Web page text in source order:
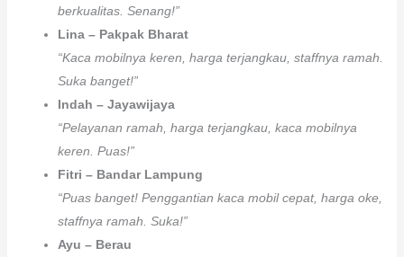
berkualitas. Senang!”
Lina – Pakpak Bharat
“Kaca mobilnya keren, harga terjangkau, staffnya ramah.
Suka banget!”
Indah – Jayawijaya
“Pelayanan ramah, harga terjangkau, kaca mobilnya
keren. Puas!”
Fitri – Bandar Lampung
“Puas banget! Penggantian kaca mobil cepat, harga oke,
staffnya ramah. Suka!”
Ayu – Berau